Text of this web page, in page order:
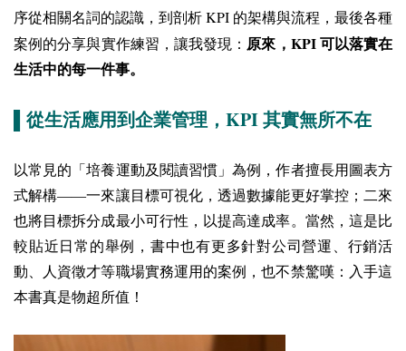
序從相關名詞的認識，到剖析 KPI 的架構與流程，最後各種
案例的分享與實作練習，讓我發現： 原來， KPI 可以落實在
生活中的每一件事。
▌從生活應用到企業管理， KPI 其實無所不在
以常見的「培養運動及閱讀習慣」為例，作者擅長用圖表方
式解構——一來讓目標可視化，透過數據能更好掌控；二來
也將目標拆分成最小可行性，以提高達成率。當然，這是比
較貼近日常的舉例，書中也有更多針對公司營運、行銷活
動、人資徵才等職場實務運用的案例，也不禁驚嘆：入手這
本書真是物超所值！